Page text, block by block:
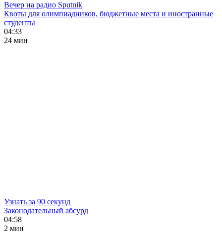
Вечер на радио Sputnik
Квоты для олимпиадников, бюджетные места и иностранные
студенты
04:33
24 мин
Узнать за 90 секунд
Законодательный абсурд
04:58
2 мин